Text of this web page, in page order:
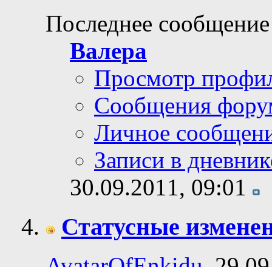
Последнее
Валера
Просмотр
Сообщения
Личное
Записи в
30.09.2011, 09:01
Статусные